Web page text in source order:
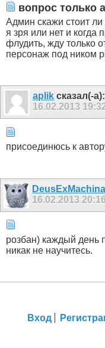
вопрос только
Админ скажи стоит
я зря или нет и когда
флудить, жду только
персонаж под ником
aplik сказал(-а):
16.02.2013
присоединюсь к
DeusExMachina
16.02.201320:16
розбан) каждый день
никак не научитесь.
Вход